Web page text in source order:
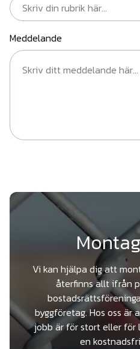
Meddelande
Vi kan hjälpa dig att
återfinns allt ifrån
byggföretag. Hos oss är
jobb är för stort eller för
en